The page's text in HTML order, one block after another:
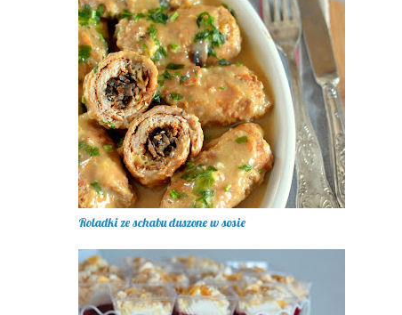
Roladki ze schabu duszone w sosie